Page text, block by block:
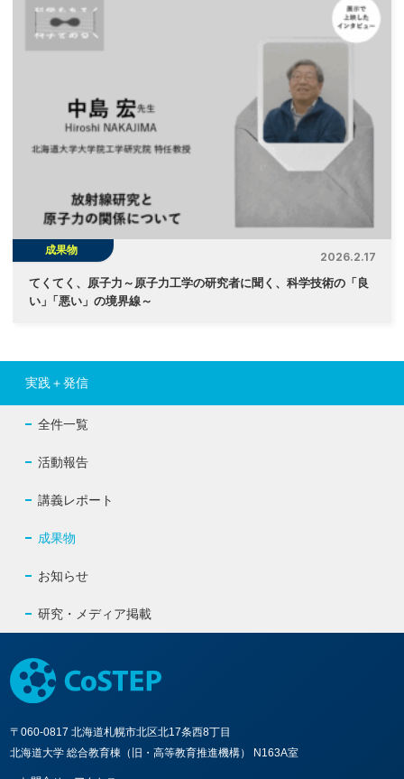
成果物
2026.2.17
てくてく、原子力～原子力工学の研究者に聞く、科学技術の「良
い」 「悪い」の境界線～
実践＋発信
全件一覧
活動報告
講義レポート
成果物
お知らせ
研究・メディア掲載
〒060-0817 北海道札幌市北区北17条西8丁目
北海道大学 総合教育棟（旧・高等教育推進機構） N163A室